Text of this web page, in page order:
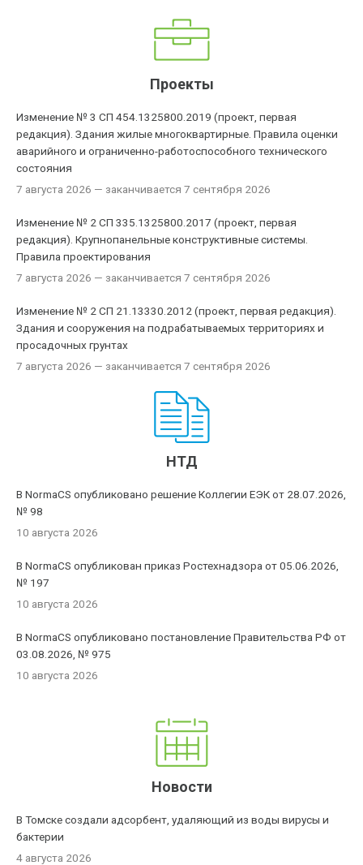
Проекты
Изменение № 3 СП 454.1325800.2019 (проект, первая
редакция). Здания жилые многоквартирные. Правила оценки
аварийного и ограниченно-работоспособного технического
состояния
7 августа 2026 — заканчивается 7 сентября 2026
Изменение № 2 СП 335.1325800.2017 (проект, первая
редакция). Крупнопанельные конструктивные системы.
Правила проектирования
7 августа 2026 — заканчивается 7 сентября 2026
Изменение № 2 СП 21.13330.2012 (проект, первая редакция).
Здания и сооружения на подрабатываемых территориях и
просадочных грунтах
7 августа 2026 — заканчивается 7 сентября 2026
НТД
В NormaCS опубликовано решение Коллегии ЕЭК от 28.07.2026,
№ 98
10 августа 2026
В NormaCS опубликован приказ Ростехнадзора от 05.06.2026,
№ 197
10 августа 2026
В NormaCS опубликовано постановление Правительства РФ от
03.08.2026, № 975
10 августа 2026
Новости
В Томске создали адсорбент, удаляющий из воды вирусы и
бактерии
4 августа 2026